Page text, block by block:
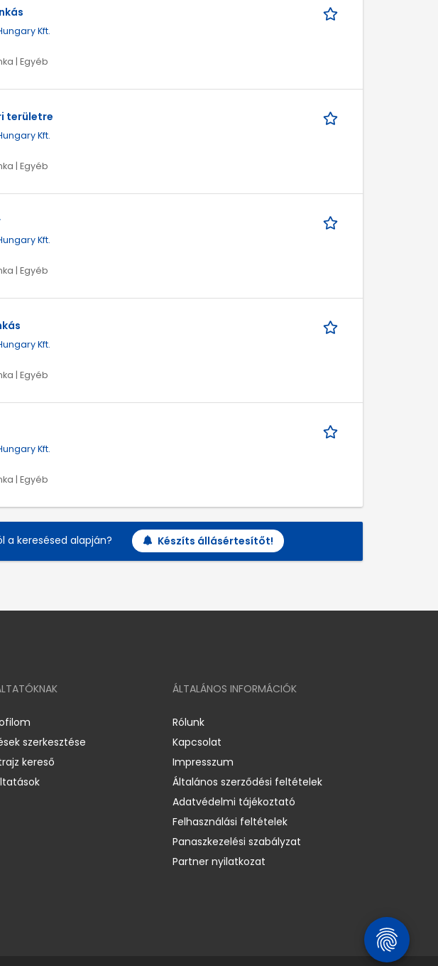
Kft.
| Egyéb
területre
Kft.
| Egyéb
Kft.
| Egyéb
Kft.
| Egyéb
Kft.
| Egyéb
a keresésed alapján? Készíts állásértesítőt!
szerkesztése
kereső
ÁLTALÁNOS INFORMÁCIÓK
Rólunk
Kapcsolat
Impresszum
Általános szerződési feltételek
Adatvédelmi tájékoztató
Felhasználási feltételek
Panaszkezelési szabályzat
Partner nyilatkozat